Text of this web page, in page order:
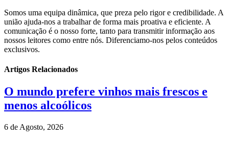
Somos uma equipa dinâmica, que preza pelo rigor e credibilidade. A
união ajuda-nos a trabalhar de forma mais proativa e eficiente. A
comunicação é o nosso forte, tanto para transmitir informação aos
nossos leitores como entre nós. Diferenciamo-nos pelos conteúdos
exclusivos.
Artigos Relacionados
O mundo prefere vinhos mais frescos e
menos alcoólicos
6 de Agosto, 2026